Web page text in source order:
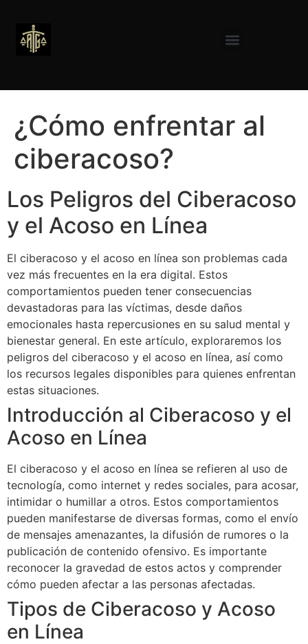
¿Cómo enfrentar al
ciberacoso?
Los Peligros del Ciberacoso
y el Acoso en Línea
El ciberacoso y el acoso en línea son problemas cada
vez más frecuentes en la era digital. Estos
comportamientos pueden tener consecuencias
devastadoras para las víctimas, desde daños
emocionales hasta repercusiones en su salud mental y
bienestar general. En este artículo, exploraremos los
peligros del ciberacoso y el acoso en línea, así como
los recursos legales disponibles para quienes enfrentan
estas situaciones.
Introducción al Ciberacoso y el
Acoso en Línea
El ciberacoso y el acoso en línea se refieren al uso de
tecnología, como internet y redes sociales, para acosar,
intimidar o humillar a otros. Estos comportamientos
pueden manifestarse de diversas formas, como el envío
de mensajes amenazantes, la difusión de rumores o la
publicación de contenido ofensivo. Es importante
reconocer la gravedad de estos actos y comprender
cómo pueden afectar a las personas afectadas.
Tipos de Ciberacoso y Acoso
en Línea